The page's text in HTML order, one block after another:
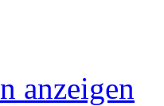
anzeigen